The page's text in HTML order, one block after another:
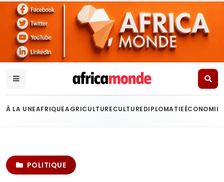
À LA UNEAFRIQUEAGRICULTURECULTUREDIPLOMATIEÉCONOMIE
POLITIQUE